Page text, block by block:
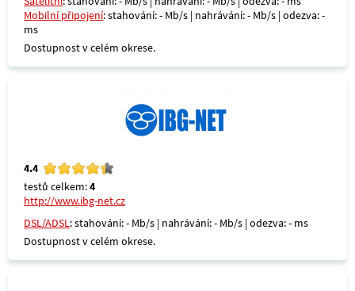
Mobilní připojení: stahování: - Mb/s | nahrávání: - Mb/s | odezva: -
ms
Dostupnost v celém okrese.
4.4
testů celkem:4
http://www.ibg-net.cz
DSL/ADSL: stahování: - Mb/s | nahrávání: - Mb/s | odezva: - ms
Dostupnost v celém okrese.